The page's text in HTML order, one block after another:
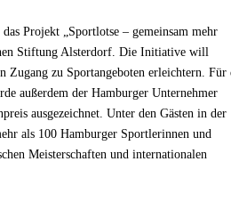
Projekt „Sportlotse – gemeinsam mehr
Stiftung Alsterdorf. Die Initiative will
Zugang zu Sportangeboten erleichtern. Für
außerdem der Hamburger Unternehmer
ausgezeichnet. Unter den Gästen in der
als 100 Hamburger Sportlerinnen und
Meisterschaften und internationalen